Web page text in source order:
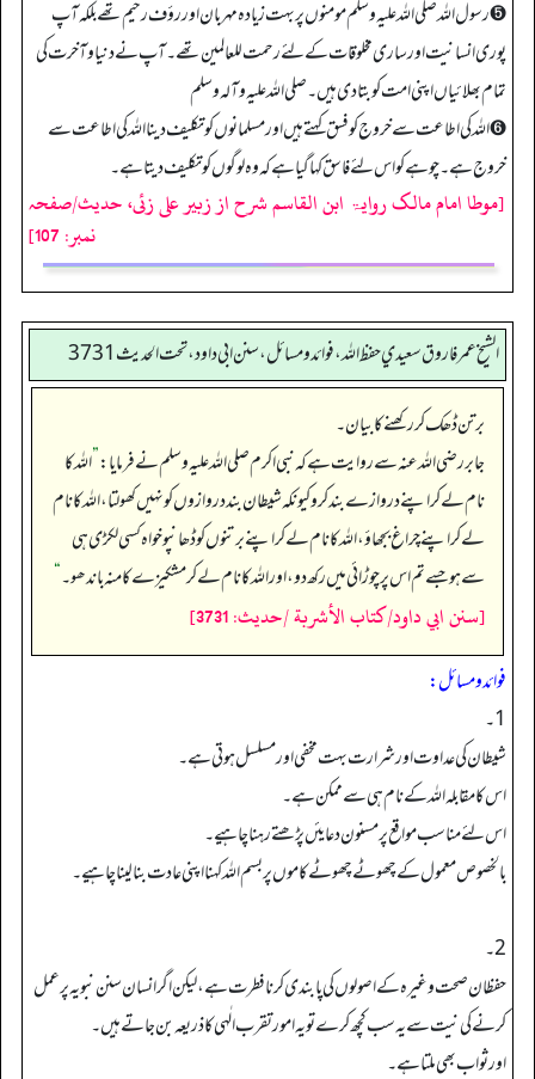
➎ رسول اللہ صلی اللہ علیہ وسلم مومنوں پر بہت زیادہ مہربان اور رؤف رحیم تھے بلکہ آپ
پوری انسانیت اور ساری مخلوقات کے لئے رحمت للعالمین تھے۔ آپ نے دنیا و آخرت کی
تمام بھلائیاں اپنی امت کو بتا دی ہیں۔ صلی الله علیہ وآلہ وسلم
➏ اللہ کی اطاعت سے خروج کو فسق کہتے ہیں اور مسلمانوں کو تکلیف دینا اللہ کی اطاعت سے
خروج ہے۔ چوہے کو اس لئے فاسق کہا گیا ہے کہ وہ لوگوں کو تکلیف دیتا ہے۔
[موطا امام مالک روایۃ ابن القاسم شرح از زبیر علی زئی، حدیث/صفحہ
نمبر: 107]
الشيخ عمر فاروق سعيدي حفظ الله، فوائد و مسائل، سنن ابي داود ، تحت الحديث 3731
برتن ڈھک کر رکھنے کا بیان۔
جابر رضی اللہ عنہ سے روایت ہے کہ نبی اکرم صلی اللہ علیہ وسلم نے فرمایا:”اللہ کا
نام لے کر اپنے دروازے بند کرو کیونکہ شیطان بند دروازوں کو نہیں کھولتا، اللہ کا نام
لے کر اپنے چراغ بجھاؤ، اللہ کا نام لے کر اپنے برتنوں کو ڈھانپو خواہ کسی لکڑی ہی
سے ہو جسے تم اس پر چوڑائی میں رکھ دو، اور اللہ کا نام لے کر مشکیزے کا منہ باندھو۔‏‏‏‏“
[سنن ابي داود/كتاب الأشربة /حدیث: 3731]
فوائد ومسائل:
1۔
شیطان کی عداوت اورشرارت بہت مخفی اور مسلسل ہوتی ہے۔
اس کا مقابلہ اللہ کے نام ہی سے ممکن ہے۔
اس لئے مناسب مواقع پر مسنون دعایئں پڑھتے رہنا چاہیے۔
بالخصوص معمول کے چھوٹے چھوٹے کاموں پربسم اللہ کہنا اپنی عادت بنالینا چاہیے۔
2۔
حفظان صحت وغیرہ کے اصولوں کی پابندی کرنافطرت ہے، لیکن اگر انسان سنن نبویہ پر عمل
کرنے کی نیت سے یہ سب کچھ کرے تو یہ امورتقرب الٰہی کا ذریعہ بن جاتے ہیں۔
اور ثواب بھی ملتا ہے۔